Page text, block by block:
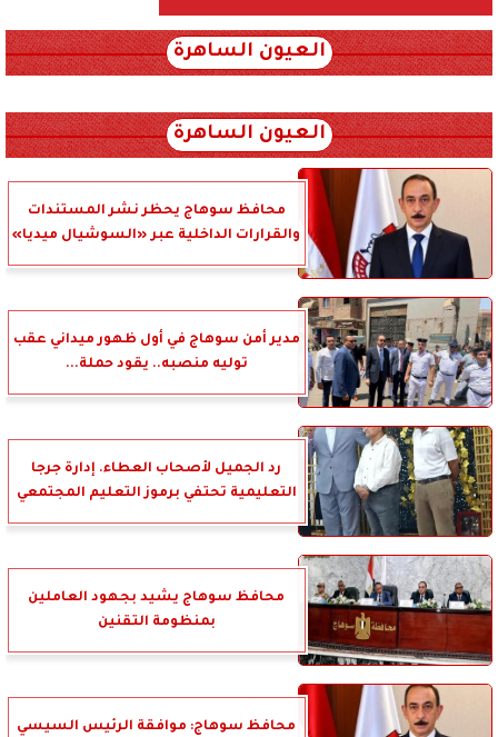
العيون الساهرة
العيون الساهرة
محافظ سوهاج يحظر نشر المستندات
والقرارات الداخلية عبر «السوشيال ميديا»
مدير أمن سوهاج في أول ظهور ميداني عقب
توليه منصبه.. يقود حملة...
رد الجميل لأصحاب العطاء. إدارة جرجا
التعليمية تحتفي برموز التعليم المجتمعي
محافظ سوهاج يشيد بجهود العاملين
بمنظومة التقنين
محافظ سوهاج: موافقة الرئيس السيسي